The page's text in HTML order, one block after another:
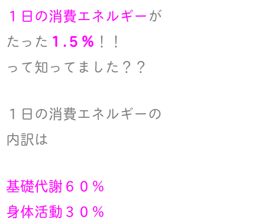
１日の消費エネルギーが
たった １.５％ ！！
って知ってました？？
１日の消費エネルギーの
内訳は
基礎代謝６０％
身体活動３０％